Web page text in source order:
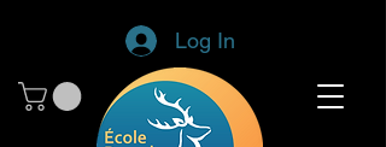
Log In